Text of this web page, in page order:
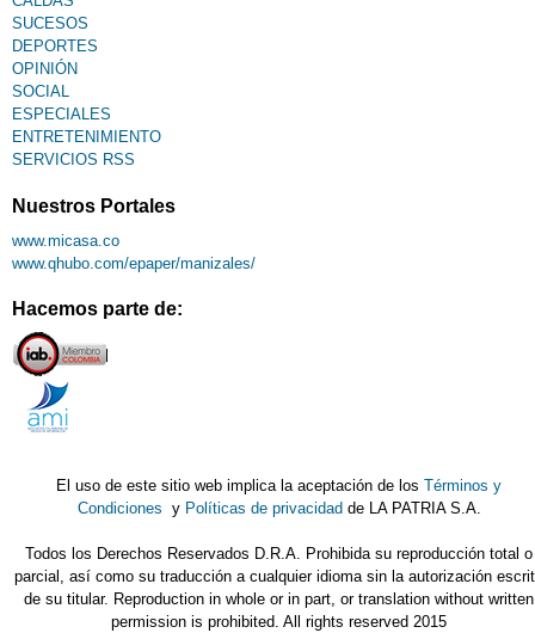
SUCESOS
DEPORTES
OPINIÓN
SOCIAL
ESPECIALES
ENTRETENIMIENTO
SERVICIOS RSS
Nuestros Portales
www.micasa.co
www.qhubo.com/epaper/manizales/
Hacemos parte de:
El uso de este sitio web implica la aceptación de losTérminos y
Condiciones y Políticas de privacidad de LA PATRIA S.A.
Todos los Derechos Reservados D.R.A. Prohibida su reproducción total o
parcial, así como su traducción a cualquier idioma sin la autorización
de su titular. Reproduction in whole or in part, or translation without written
permission is prohibited. All rights reserved 2015